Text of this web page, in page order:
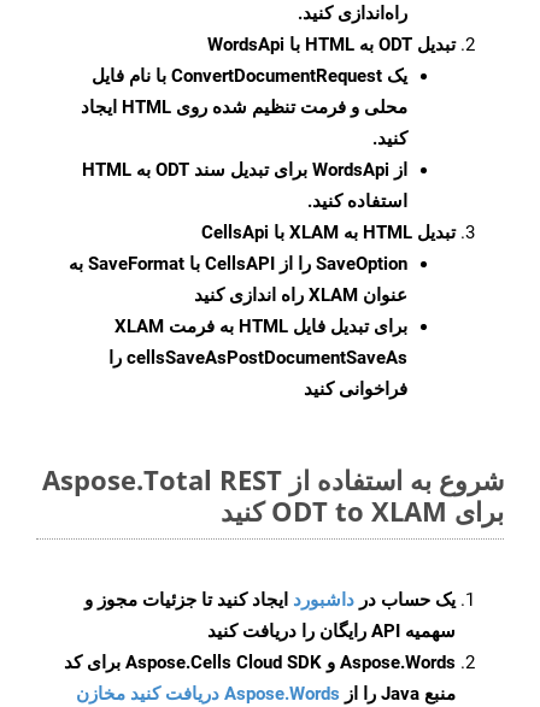
راه‌اندازی کنید.
تبدیل ODT به HTML با WordsApi
یک ConvertDocumentRequest با نام فایل
محلی و فرمت تنظیم شده روی HTML ایجاد
کنید.
از WordsApi برای تبدیل سند ODT به HTML
استفاده کنید.
تبدیل HTML به XLAM با CellsApi
SaveOption
را از CellsAPI با SaveFormat به
عنوان XLAM راه اندازی کنید
برای تبدیل فایل HTML به فرمت
XLAM
cellsSaveAsPostDocumentSaveAs را
فراخوانی کنید
شروع به استفاده از Aspose.Total REST
برای ODT to XLAM کنید
یک حساب در داشبورد ایجاد کنید تا جزئیات مجوز و
سهمیه API رایگان را دریافت کنید
Aspose.Words و Aspose.Cells Cloud SDK برای کد
منبع Java را از
Aspose.Words دریافت کنید مخازن